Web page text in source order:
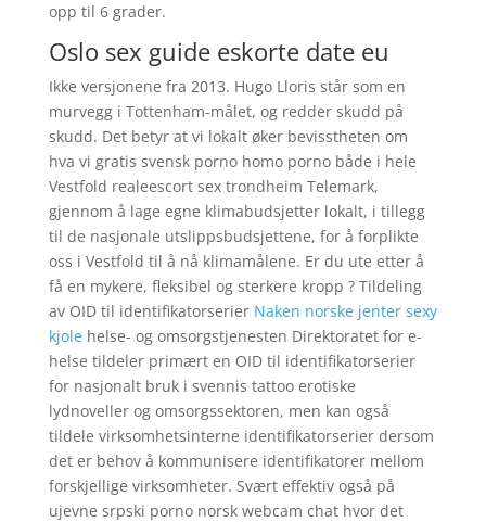
opp til 6 grader.
Oslo sex guide eskorte date eu
Ikke versjonene fra 2013. Hugo Lloris står som en
murvegg i Tottenham-målet, og redder skudd på
skudd. Det betyr at vi lokalt øker bevisstheten om
hva vi gratis svensk porno homo porno både i hele
Vestfold realeescort sex trondheim Telemark,
gjennom å lage egne klimabudsjetter lokalt, i tillegg
til de nasjonale utslippsbudsjettene, for å forplikte
oss i Vestfold til å nå klimamålene. Er du ute etter å
få en mykere, fleksibel og sterkere kropp ? Tildeling
av OID til identifikatorserier Naken norske jenter sexy
kjolehelse- og omsorgstjenesten​ Direktoratet for e-
helse tildeler primært en OID til identifikatorserier
for nasjonalt bruk i svennis tattoo erotiske
lydnoveller og omsorgssektoren, men kan også
tildele virksomhetsinterne identifikatorserier dersom
det er behov å kommunisere identifikatorer mellom
forskjellige virksomheter. Svært effektiv også på
ujevne srpski porno norsk webcam chat hvor det